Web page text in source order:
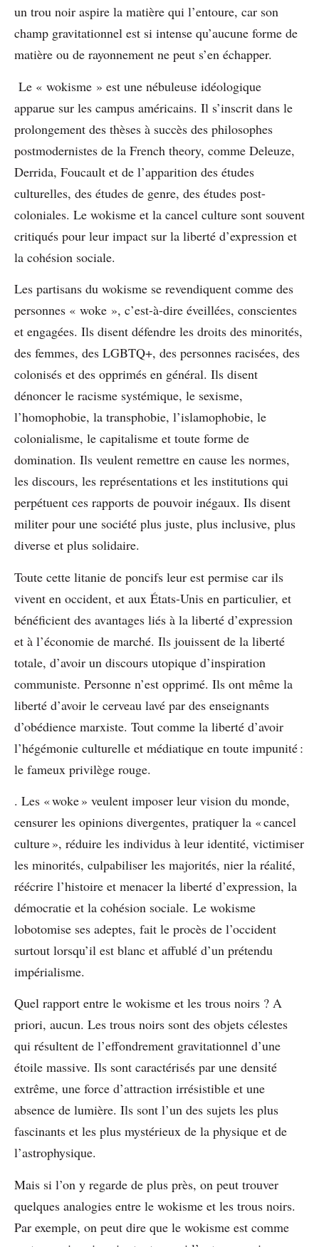
un trou noir aspire la matière qui l’entoure, car son
champ gravitationnel est si intense qu’aucune forme de
matière ou de rayonnement ne peut s’en échapper.
Le « wokisme » est une nébuleuse idéologique
apparue sur les campus américains. Il s’inscrit dans le
prolongement des thèses à succès des philosophes
postmodernistes de la French theory, comme Deleuze,
Derrida, Foucault et de l’apparition des études
culturelles, des études de genre, des études post-
coloniales. Le wokisme et la cancel culture sont souvent
critiqués pour leur impact sur la liberté d’expression et
la cohésion sociale.
Les partisans du wokisme se revendiquent comme des
personnes « woke », c’est-à-dire éveillées, conscientes
et engagées. Ils disent défendre les droits des minorités,
des femmes, des LGBTQ+, des personnes racisées, des
colonisés et des opprimés en général. Ils disent
dénoncer le racisme systémique, le sexisme,
l’homophobie, la transphobie, l’islamophobie, le
colonialisme, le capitalisme et toute forme de
domination. Ils veulent remettre en cause les normes,
les discours, les représentations et les institutions qui
perpétuent ces rapports de pouvoir inégaux. Ils disent
militer pour une société plus juste, plus inclusive, plus
diverse et plus solidaire.
Toute cette litanie de poncifs leur est permise car ils
vivent en occident, et aux États-Unis en particulier, et
bénéficient des avantages liés à la liberté d’expression
et à l’économie de marché. Ils jouissent de la liberté
totale, d’avoir un discours utopique d’inspiration
communiste. Personne n’est opprimé. Ils ont même la
liberté d’avoir le cerveau lavé par des enseignants
d’obédience marxiste. Tout comme la liberté d’avoir
l’hégémonie culturelle et médiatique en toute impunité :
le fameux privilège rouge.
. Les « woke » veulent imposer leur vision du monde,
censurer les opinions divergentes, pratiquer la « cancel
culture », réduire les individus à leur identité, victimiser
les minorités, culpabiliser les majorités, nier la réalité,
réécrire l’histoire et menacer la liberté d’expression, la
démocratie et la cohésion sociale. Le wokisme
lobotomise ses adeptes, fait le procès de l’occident
surtout lorsqu’il est blanc et affublé d’un prétendu
impérialisme.
Quel rapport entre le wokisme et les trous noirs ? A
priori, aucun. Les trous noirs sont des objets célestes
qui résultent de l’effondrement gravitationnel d’une
étoile massive. Ils sont caractérisés par une densité
extrême, une force d’attraction irrésistible et une
absence de lumière. Ils sont l’un des sujets les plus
fascinants et les plus mystérieux de la physique et de
l’astrophysique.
Mais si l’on y regarde de plus près, on peut trouver
quelques analogies entre le wokisme et les trous noirs.
Par exemple, on peut dire que le wokisme est comme